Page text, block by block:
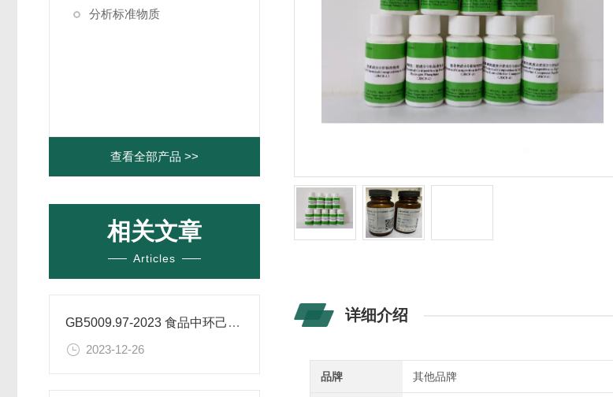
分析标准物质
查看全部产品 >>
相关文章
Articles
GB5009.97-2023 食品中环己基氨基磺酸盐的测定标准
2023-12-26
详细介绍
品牌 其他品牌